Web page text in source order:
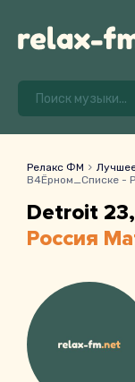
Релакс ФМ
В4Ёрном_Списке -
Detroit
Россия